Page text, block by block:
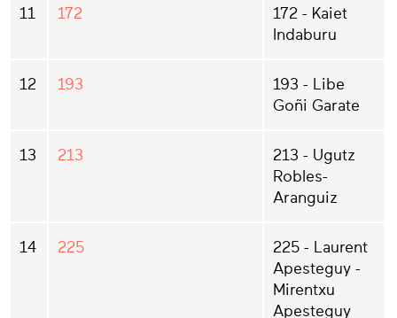
11 172
172 - Kaiet
Indaburu
12 193
193 - Libe
Goñi Garate
13 213
213 - Ugutz
Robles-
Aranguiz
14 225
225 - Laurent
Apesteguy -
Mirentxu
Apesteguy